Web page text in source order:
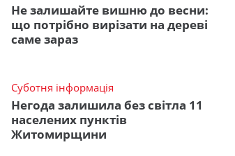
Не залишайте вишню до весни:
що потрібно вирізати на дереві
саме зараз
Суботня інформація
Негода залишила без світла 11
населених пунктів
Житомирщини